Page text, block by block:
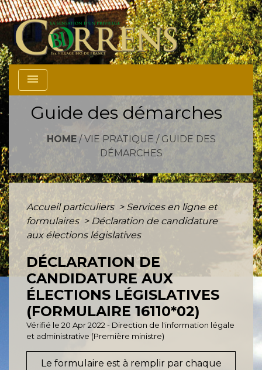
menu
Guide des démarches
HOME/ VIE PRATIQUE / GUIDE DES
DÉMARCHES
Accueil particuliers > Services en ligne et
formulaires > Déclaration de candidature
aux élections législatives
DÉCLARATION DE
CANDIDATURE AUX
ÉLECTIONS LÉGISLATIVES
(FORMULAIRE 16110*02)
Vérifié le 20 Apr 2022 - Direction de l'information légale
et administrative (Première ministre)
Le formulaire est à remplir par chaque